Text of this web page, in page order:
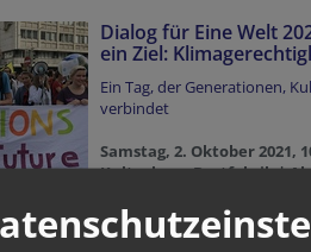
Dialog für Eine Welt
ein Ziel:
Ein Tag, der Generationen,
verbindet
Samstag, 2. Oktober 2021,
Kulturhaus Brotfabrik |
mehr